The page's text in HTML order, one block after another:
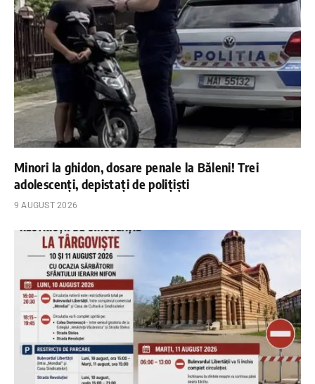
Minori la ghidon, dosare penale la Băleni! Trei
adolescenți, depistați de polițiști
9 AUGUST 2026